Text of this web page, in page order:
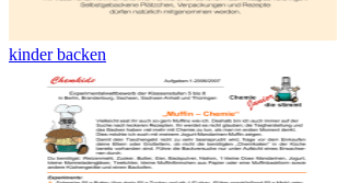
kinder backen